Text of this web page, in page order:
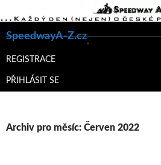
SpeedwayA-Z.cz
K
WEBU
REGISTRACE
PŘIHLÁSIT SE
Archiv pro měsíc: Červen 2022